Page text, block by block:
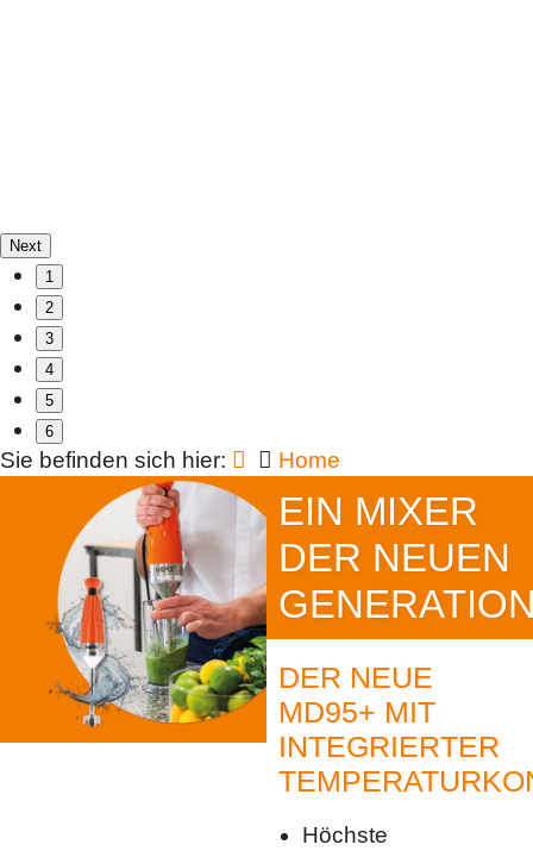
Next
1
2
3
4
5
6
Sie befinden sich hier: Home
EIN MIXER
DER NEUEN
DER NEUE
MD95+ MIT
INTEGRIERTER
Höchste